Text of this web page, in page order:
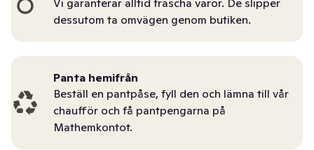
dessutom ta omvägen genom butiken.
Panta hemifrån
Beställ en pantpåse, fyll den och lämna till vår
chaufför och få pantpengarna på
Mathemkontot.